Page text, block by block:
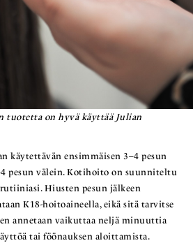
tuotetta on hyvä käyttää Julian
käytettävän ensimmäisen 3–4 pesun
pesun välein. Kotihoito on suunniteltu
Hiusten pesun jälkeen
K18-hoitoaineella, eikä sitä tarvitse
annetaan vaikuttaa neljä minuuttia
tai föönauksen aloittamista.